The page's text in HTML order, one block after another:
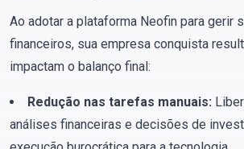
Ao adotar a plataforma Neofin para gerir
financeiros, sua empresa conquista
impactam o balanço final:
Redução nas tarefas manuais:
análises financeiras e decisões de